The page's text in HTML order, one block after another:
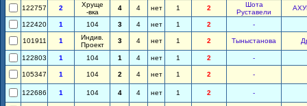
122757 2
Хруще
-вка
4 4 нет 1 2
Шота
Руставели
122420 1 104 3 4 нет 1 2 -
101911 1
Индив.
Проект
3 4 нет 1 2 Тыныстанова
122803 1 104 1 4 нет 1 2 -
105347 1 104 2 4 нет 1 2 -
122686 1 104 4 4 нет 1 2 -